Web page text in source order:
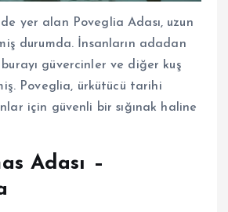
yer alan Poveglia Adası, uzun
durumda. İnsanların adadan
güvercinler ve diğer kuş
Poveglia, ürkütücü tarihi
için güvenli bir sığınak haline
Adası –